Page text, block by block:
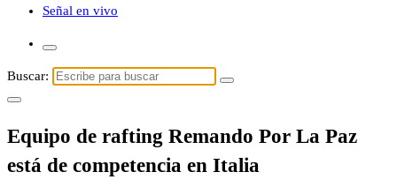
Señal en vivo
Buscar:
Equipo de rafting Remando Por La Paz
está de competencia en Italia